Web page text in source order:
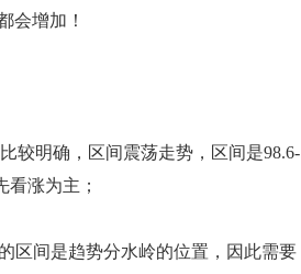
增加！
明确，区间震荡走势，区间是98.6-
涨为主；
间是趋势分水岭的位置，因此需要